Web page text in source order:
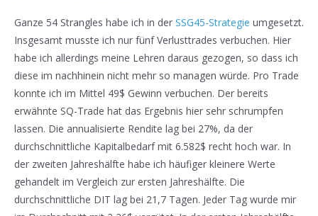
Ganze 54 Strangles habe ich in der SSG45-Strategie umgesetzt.
Insgesamt musste ich nur fünf Verlusttrades verbuchen. Hier
habe ich allerdings meine Lehren daraus gezogen, so dass ich
diese im nachhinein nicht mehr so managen würde. Pro Trade
konnte ich im Mittel 49$ Gewinn verbuchen. Der bereits
erwähnte SQ-Trade hat das Ergebnis hier sehr schrumpfen
lassen. Die annualisierte Rendite lag bei 27%, da der
durchschnittliche Kapitalbedarf mit 6.582$ recht hoch war. In
der zweiten Jahreshälfte habe ich häufiger kleinere Werte
gehandelt im Vergleich zur ersten Jahreshälfte. Die
durchschnittliche DIT lag bei 21,7 Tagen. Jeder Tag wurde mir